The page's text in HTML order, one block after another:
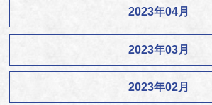
2023年04月
2023年03月
2023年02月